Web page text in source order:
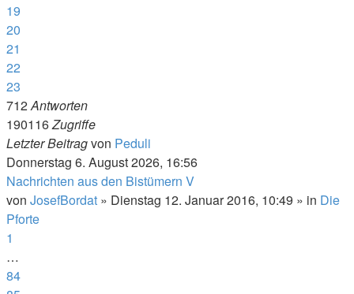
19
20
21
22
23
712Antworten
190116Zugriffe
Letzter Beitragvon Peduli
Donnerstag 6. August 2026, 16:56
Nachrichten aus den Bistümern V
von JosefBordat » Dienstag 12. Januar 2016, 10:49 » in Die
Pforte
1
…
84